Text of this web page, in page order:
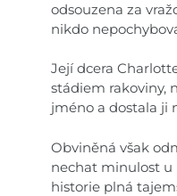
odsouzena za
nikdo
Její dcera
stádiem rakoviny,
jméno a dostala ji
Obviněná však
nechat minulost u
historie plná